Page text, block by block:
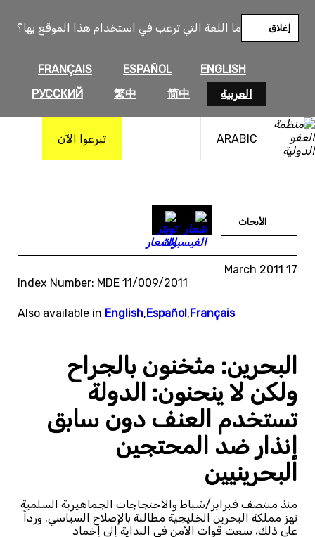
ما اللغة التي ترغب في استخدام هذا الموقع بها؟
ENGLISH
ESPAÑOL
FRANÇAIS
العربية
简中
繁中
РУССКИЙ
إغلاق
ARABIC تبرعوا الآن
المحتوى
الأبحاث
17 March 2011
Index Number: MDE 11/009/2011
Also available in English,Español,Français
البحرين: مثخنون بالجراح
ولكن لا ينحنون: الدولة
تستخدم العنف دون سابق
إنذار ضد المحتجين
البحرينيين
منذ منتصف فبراير/شباط والاحتجاجات الجماهيرية السلمية
تهز مملكة البحرين الخليجية مطالبة بالإصلاح السياسي. ورداً
على ذلك، سعت قوات الأمن في البداية إلى إخماد